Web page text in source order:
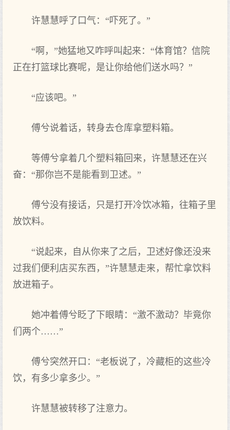
许慧慧呼了口气：“吓死了。”
“啊，”她猛地又咋呼叫起来：“体育馆？信院
正在打篮球比赛呢，是让你给他们送水吗？”
“应该吧。”
傅兮说着话，转身去仓库拿塑料箱。
等傅兮拿着几个塑料箱回来，许慧慧还在兴
奋：“那你岂不是能看到卫述。”
傅兮没有接话，只是打开冷饮冰箱，往箱子里
放饮料。
“说起来，自从你来了之后，卫述好像还没来
过我们便利店买东西，”许慧慧走来，帮忙拿饮料
放进箱子。
她冲着傅兮眨了下眼睛：“激不激动？毕竟你
们两个……”
傅兮突然开口：“老板说了，冷藏柜的这些冷
饮，有多少拿多少。”
许慧慧被转移了注意力。